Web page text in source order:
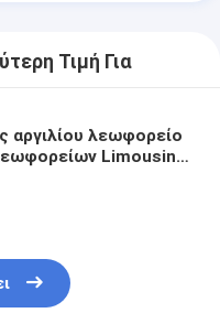
Τιμή Για
αργιλίου λεωφορείο
Limousine